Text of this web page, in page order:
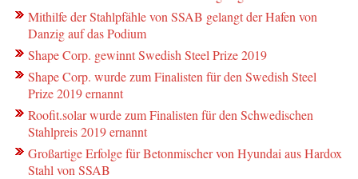
Mithilfe der Stahlpfähle von SSAB gelangt der Hafen von
Danzig auf das Podium
Shape Corp. gewinnt Swedish Steel Prize 2019
Shape Corp. wurde zum Finalisten für den Swedish Steel
Prize 2019 ernannt
Roofit.solar wurde zum Finalisten für den Schwedischen
Stahlpreis 2019 ernannt
Großartige Erfolge für Betonmischer von Hyundai aus Hardox
Stahl von SSAB